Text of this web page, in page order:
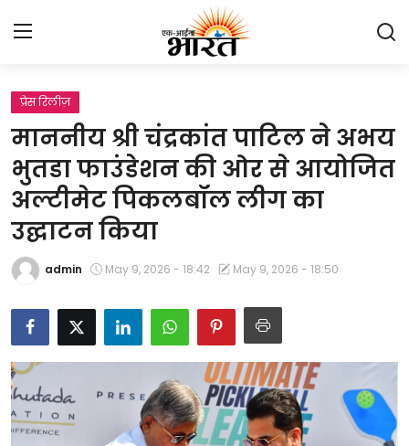
Home
प्रेस रिलीज़
देश
राजस्थान
Contact
मनोरंजन
टेक्नोलॉजी
प्रेस रिलीज़
माननीय श्री चंद्रकांत पाटिल ने अभय
भुतडा फाउंडेशन की ओर से आयोजित
अल्टीमेट पिकलबॉल लीग का
उद्घाटन किया
admin May 9, 2026 - 18:42 May 9, 2026 - 18:50